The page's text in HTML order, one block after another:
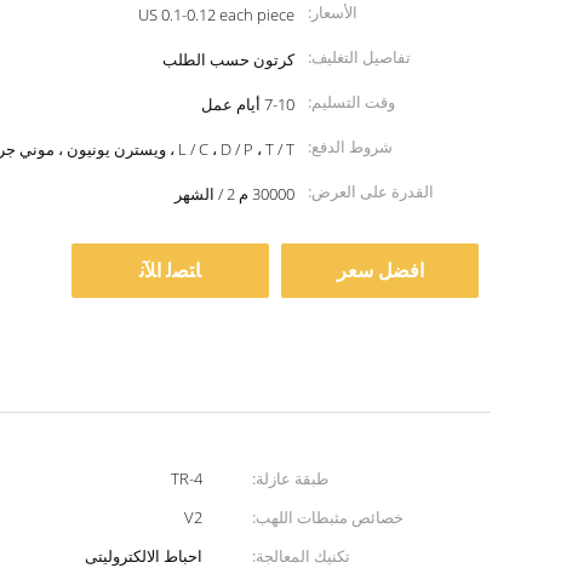
الأسعار:
US 0.1-0.12 each piece
تفاصيل التغليف:
كرتون حسب الطلب
وقت التسليم:
7-10 أيام عمل
شروط الدفع:
L / C ، D / P ، T / T ، ويسترن يونيون ، موني جرام
القدرة على العرض:
30000 م 2 / الشهر
افضل سعر ﺎﺘﺼﻟ ﺍﻶﻧ
طبقة عازلة: TR-4
خصائص مثبطات اللهب:
V2
تكنيك المعالجة:
احباط الالكتروليتى